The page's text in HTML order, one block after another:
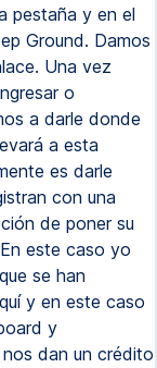
pestaña y en el
Ground. Damos
Una vez
o
a darle donde
a esta
es darle
con una
de poner su
este caso yo
se han
y en este caso
y
dan un crédito